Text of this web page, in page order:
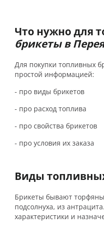
Что нужно для
брикеты в
Для покупки топливных
простой информацией:
- про виды брикетов
- про расход топлива
- про свойства брикетов
- про условия их заказа
Виды
Брикеты бывают
подсолнуха, из
характеристики и